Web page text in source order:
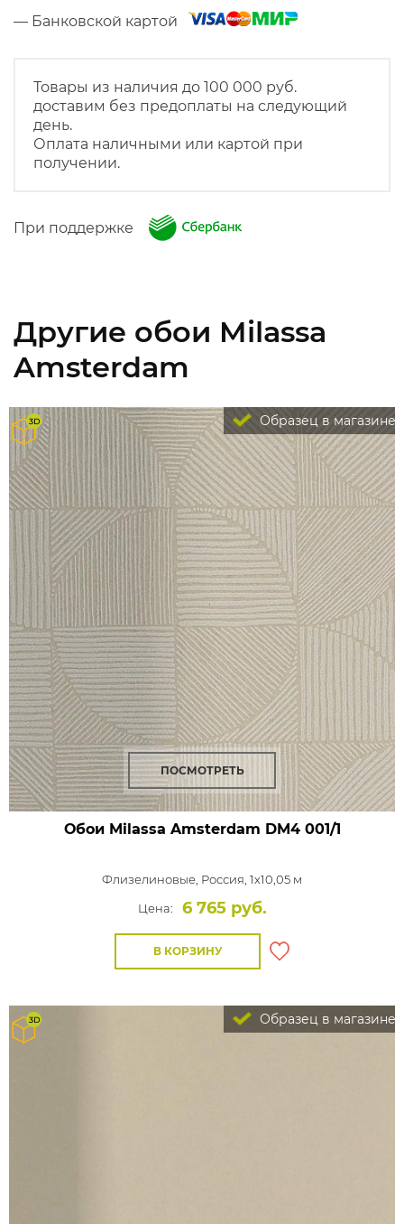
— Банковской картой
Товары из наличия до 100 000 руб.
доставим без предоплаты на следующий
день.
Оплата наличными или картой при
получении.
При поддержке
Другие обои Milassa
Amsterdam
Образец в магазине
ПОСМОТРЕТЬ
Обои Milassa Amsterdam DM4 001/1
Флизелиновые, Россия, 1x10,05 м
Цена:
6 765 руб.
В КОРЗИНУ
Образец в магазине